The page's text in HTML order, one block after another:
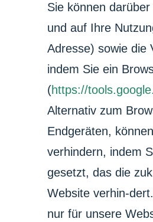
Sie können
und auf Ihre
Adresse) sowie die
indem Sie ein
(https://
Alternativ zum
Endgeräten,
verhindern, indem
gesetzt, das die
Website verhin-
nur für unsere